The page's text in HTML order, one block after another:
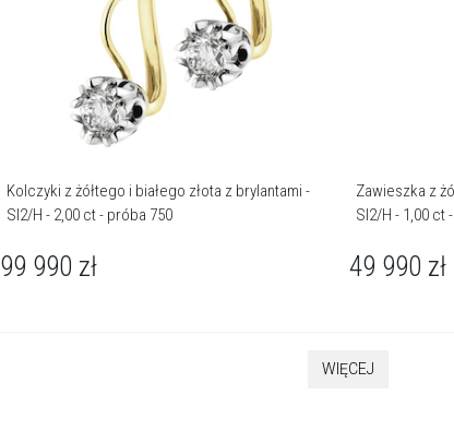
Kolczyki z żółtego i białego złota z brylantami -
SI2/H - 2,00 ct - próba 750
99 990 zł
Zawieszka z
SI2/H - 1,00 ct
49 990 zł
WIĘCEJ